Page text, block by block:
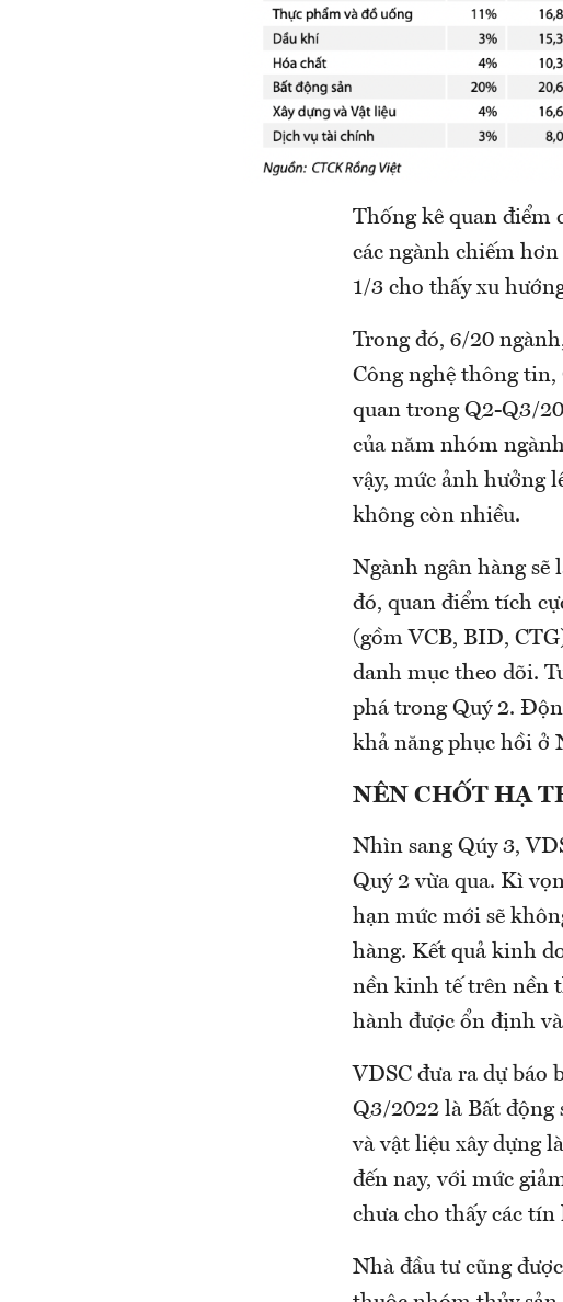
Thống kê quan điểm
các ngành chiếm
1/3 cho thấy xu
Trong đó, 6/20
Công nghệ thông
quan trong Q2-Q3/
của năm nhóm
vậy, mức ảnh hưởng
không còn nhiều.
Ngành ngân hàng
đó, quan điểm tích
(gồm VCB, BID,
danh mục theo dõi.
phá trong Quý 2.
khả năng phục hồi ở
NÊN CHỐT HẠ
Nhìn sang Qúy 3,
Quý 2 vừa qua. Kì
hạn mức mới sẽ
hàng. Kết quả kinh
nền kinh tế trên nền
hành được ổn định
VDSC đưa ra dự báo
Q3/2022 là Bất động
và vật liệu xây dựng
đến nay, với mức
chưa cho thấy các tín
Nhà đầu tư cũng